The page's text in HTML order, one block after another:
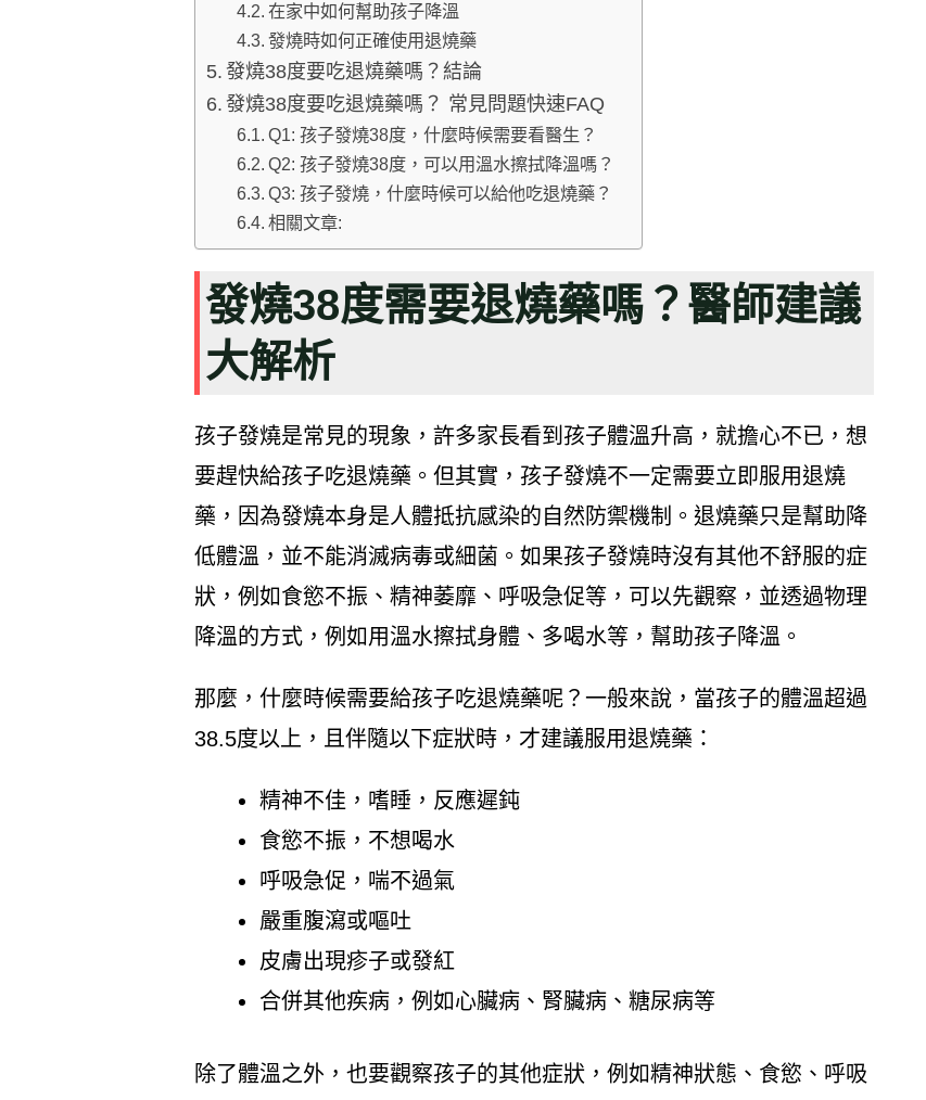
在家中如何幫助孩子降溫
發燒時如何正確使用退燒藥
發燒38度要吃退燒藥嗎？結論
發燒38度要吃退燒藥嗎？ 常見問題快速FAQ
Q1: 孩子發燒38度，什麼時候需要看醫生？
Q2: 孩子發燒38度，可以用溫水擦拭降溫嗎？
Q3: 孩子發燒，什麼時候可以給他吃退燒藥？
相關文章:
發燒38度需要退燒藥嗎？醫師建議
大解析
孩子發燒是常見的現象，許多家長看到孩子體溫升高，就擔心不已，想
要趕快給孩子吃退燒藥。但其實，孩子發燒不一定需要立即服用退燒
藥，因為發燒本身是人體抵抗感染的自然防禦機制。退燒藥只是幫助降
低體溫，並不能消滅病毒或細菌。如果孩子發燒時沒有其他不舒服的症
狀，例如食慾不振、精神萎靡、呼吸急促等，可以先觀察，並透過物理
降溫的方式，例如用溫水擦拭身體、多喝水等，幫助孩子降溫。
那麼，什麼時候需要給孩子吃退燒藥呢？一般來說，當孩子的體溫超過
38.5度以上，且伴隨以下症狀時，才建議服用退燒藥：
精神不佳，嗜睡，反應遲鈍
食慾不振，不想喝水
呼吸急促，喘不過氣
嚴重腹瀉或嘔吐
皮膚出現疹子或發紅
合併其他疾病，例如心臟病、腎臟病、糖尿病等
除了體溫之外，也要觀察孩子的其他症狀，例如精神狀態、食慾、呼吸